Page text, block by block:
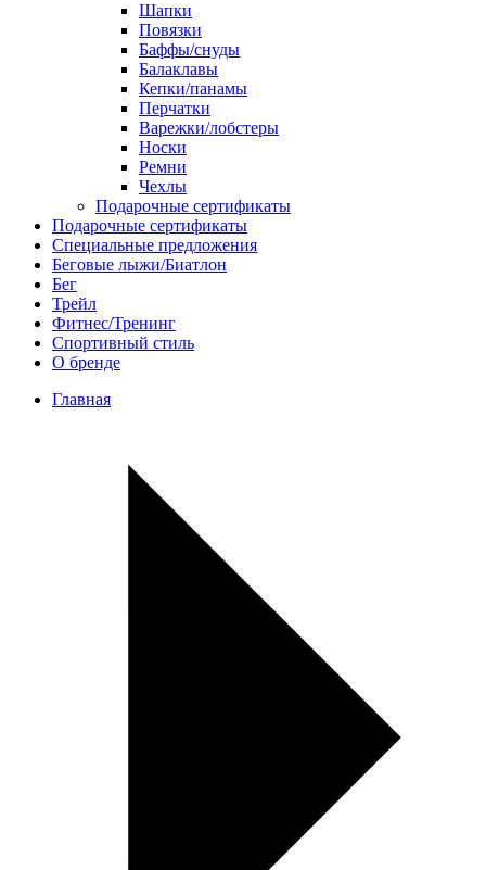
Шапки
Повязки
Баффы/снуды
Балаклавы
Кепки/панамы
Перчатки
Варежки/лобстеры
Носки
Ремни
Чехлы
Подарочные сертификаты
Подарочные сертификаты
Специальные предложения
Беговые лыжи/Биатлон
Бег
Трейл
Фитнес/Тренинг
Спортивный стиль
О бренде
Главная